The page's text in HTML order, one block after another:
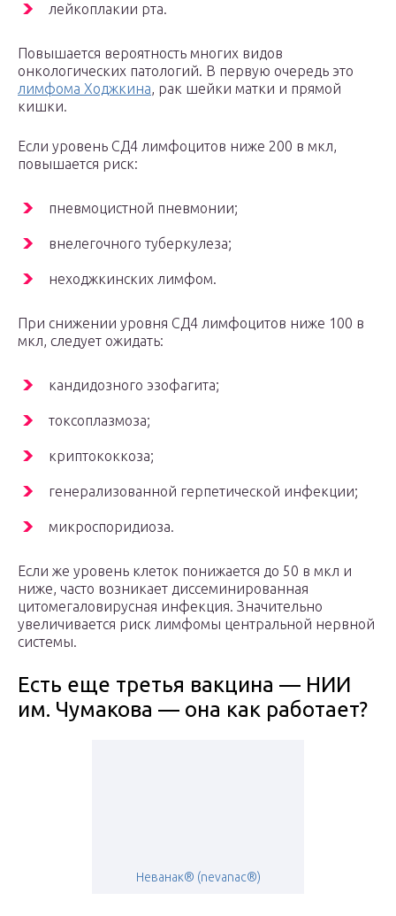
лейкоплакии рта.
Повышается вероятность многих видов
онкологических патологий. В первую очередь это
лимфома Ходжкина, рак шейки матки и прямой
кишки.
Если уровень СД4 лимфоцитов ниже 200 в мкл,
повышается риск:
пневмоцистной пневмонии;
внелегочного туберкулеза;
неходжкинских лимфом.
При снижении уровня СД4 лимфоцитов ниже 100 в
мкл, следует ожидать:
кандидозного эзофагита;
токсоплазмоза;
криптококкоза;
генерализованной герпетической инфекции;
микроспоридиоза.
Если же уровень клеток понижается до 50 в мкл и
ниже, часто возникает диссеминированная
цитомегаловирусная инфекция. Значительно
увеличивается риск лимфомы центральной нервной
системы.
Есть еще третья вакцина — НИИ
им. Чумакова — она как работает?
Неванак® (nevanac®)